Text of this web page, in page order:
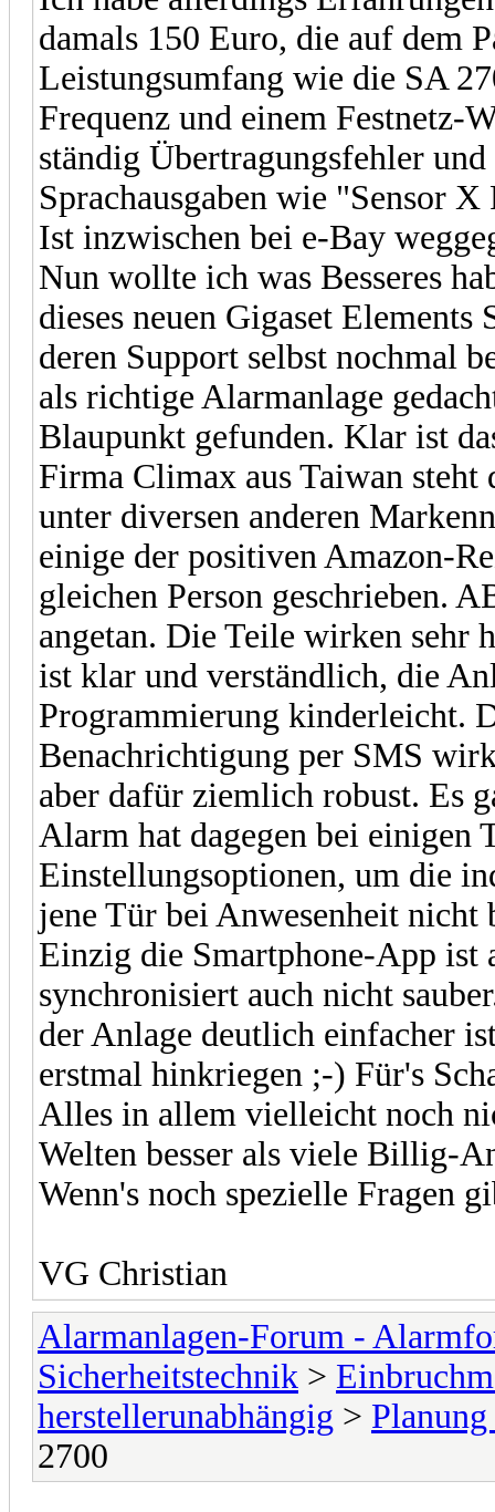
damals 150 Euro, die auf dem
Leistungsumfang wie die SA
Frequenz und einem Festnetz-
ständig Übertragungsfehler
Sprachausgaben wie "Sensor
Ist inzwischen bei e-Bay
Nun wollte ich was Besseres
dieses neuen Gigaset
deren Support selbst nochmal
als richtige Alarmanlage
Blaupunkt gefunden. Klar ist
Firma Climax aus Taiwan
unter diversen anderen
einige der positiven Amazon-
gleichen Person geschrieben.
angetan. Die Teile wirken sehr
ist klar und verständlich, die
Programmierung kinderleicht.
Benachrichtigung per SMS
aber dafür ziemlich robust. Es
Alarm hat dagegen bei einigen
Einstellungsoptionen, um die
jene Tür bei Anwesenheit
Einzig die Smartphone-App ist
synchronisiert auch nicht
der Anlage deutlich einfacher
erstmal hinkriegen ;-) Für's
Alles in allem vielleicht noch
Welten besser als viele Billig-
Wenn's noch spezielle Fragen
VG Christian
Alarmanlagen-Forum -
Sicherheitstechnik >
herstellerunabhängig > Planung
2700